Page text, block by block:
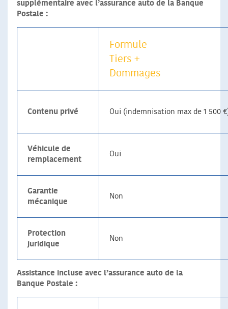
supplémentaire avec l’assurance auto de la Banque
Postale :
Formule
Tiers +
Dommages
Contenu privé Oui (indemnisation max de 1 500
Véhicule de
remplacement
Oui
Garantie
mécanique
Non
Protection
juridique
Non
Assistance incluse avec l’assurance auto de la
Banque Postale :